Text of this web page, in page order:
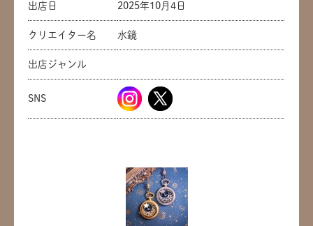
出店日 2025年10月4日
クリエイター名 水鏡
出店ジャンル
SNS